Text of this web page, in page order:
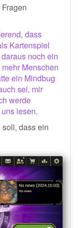
dass
Kartenspiel
noch ein
Menschen
ein Mindbug
sei, mir
werde
lesen.
soll, dass ein